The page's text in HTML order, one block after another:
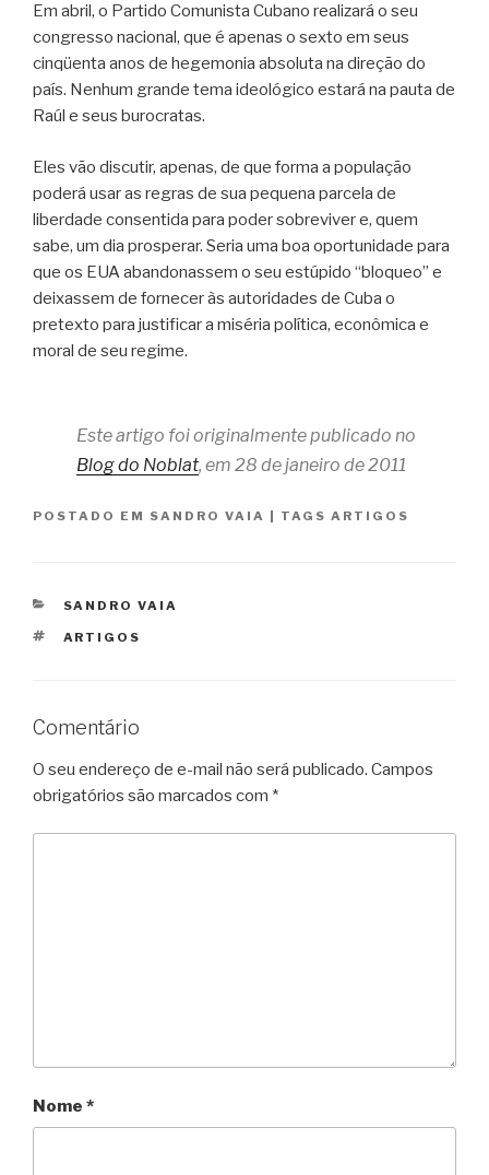
Em abril, o Partido Comunista Cubano realizará o seu
congresso nacional, que é apenas o sexto em seus
cinqüenta anos de hegemonia absoluta na direção do
país. Nenhum grande tema ideológico estará na pauta de
Raúl e seus burocratas.
Eles vão discutir, apenas, de que forma a população
poderá usar as regras de sua pequena parcela de
liberdade consentida para poder sobreviver e, quem
sabe, um dia prosperar. Seria uma boa oportunidade para
que os EUA abandonassem o seu estúpido “bloqueo” e
deixassem de fornecer às autoridades de Cuba o
pretexto para justificar a miséria política, econômica e
moral de seu regime.
Este artigo foi originalmente publicado no
Blog do Noblat, em 28 de janeiro de 2011
POSTADO EM SANDRO VAIA TAGS ARTIGOS
CATEGORIAS
SANDRO VAIA
TAGS
ARTIGOS
Comentário
O seu endereço de e-mail não será publicado. Campos
obrigatórios são marcados com *
Nome *